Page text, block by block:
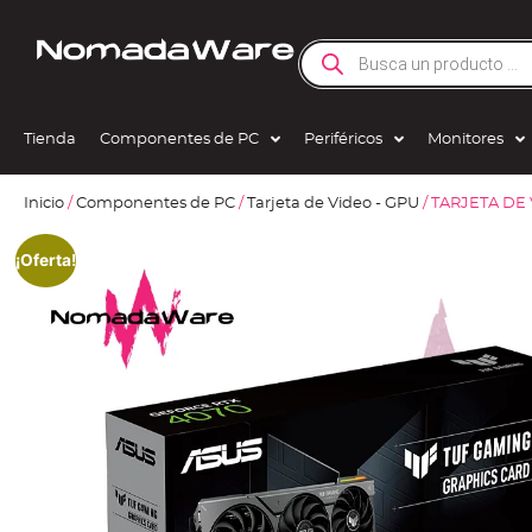
Tienda Componentes de PC Periféricos Monitores
Inicio / Componentes de PC / Tarjeta de Video - GPU / TARJETA
¡Oferta!